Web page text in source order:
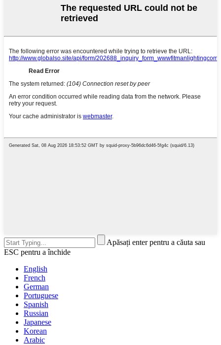
Apăsați enter pentru a căuta sau
ESC pentru a închide
English
French
German
Portuguese
Spanish
Russian
Japanese
Korean
Arabic